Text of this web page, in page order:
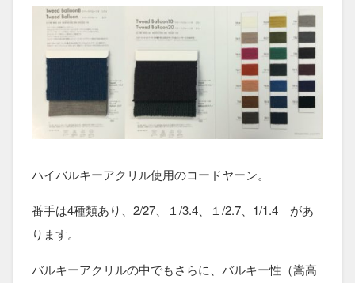
ハイバルキーアクリル使用のコードヤーン。
番手は4種類あり、2/27、１/3.4、１/2.7、1/1.4 があ
ります。
バルキーアクリルの中でもさらに、バルキー性（嵩高